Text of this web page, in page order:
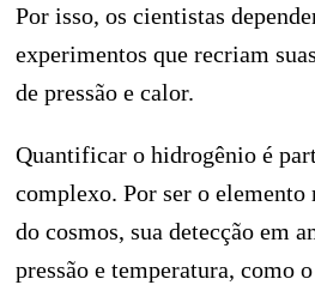
Por isso, os cientistas
experimentos que recriam
de pressão e calor.
Quantificar o hidrogênio é
complexo. Por ser o
do cosmos, sua detecção em
pressão e temperatura, como